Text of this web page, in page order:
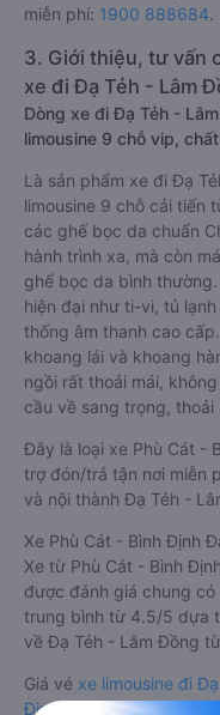
miễn phí: 1900 888684.
3. Giới thiệu, tư vấn
xe đi Đạ Tẻh - Lâm
Dòng xe đi Đạ Tẻh -
limousine 9 chỗ vip,
Là sản phẩm xe đi Đạ
limousine 9 chỗ cải tiến
các ghế bọc da chuẩn
hành trình xa, mà còn
ghế bọc da bình
hiện đại như ti-vi, tủ
thống âm thanh cao
khoang lái và khoang
ngồi rất thoải mái,
cầu về sang trọng,
Đây là loại xe Phù Cát -
trợ đón/trả tận nơi miễn
và nội thành Đạ Tẻh -
Xe Phù Cát - Bình Định
Xe từ Phù Cát - Bình
được đánh giá chung
trung bình từ 4.5/5 dựa
về Đạ Tẻh - Lâm Đồng
Giá vé xe limousine đi
Địnhrẻ nhất là